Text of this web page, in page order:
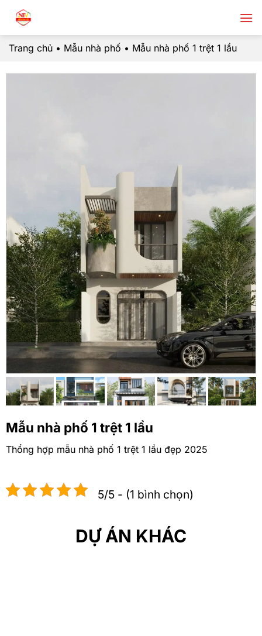
Chuyển
nội
dung
Trang chủ • Mẫu nhà phố • Mẫu nhà phố 1 trệt 1 lầu
Mẫu nhà phố 1 trệt 1 lầu
Thổng hợp mẫu nhà phố 1 trệt 1 lầu đẹp 2025
5/5 - (1 bình chọn)
DỰ ÁN KHÁC